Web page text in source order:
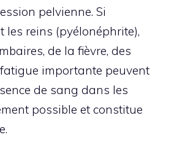
pelvienne. Si
les reins (pyélonéphrite),
de la fièvre, des
importante peuvent
de sang dans les
possible et constitue